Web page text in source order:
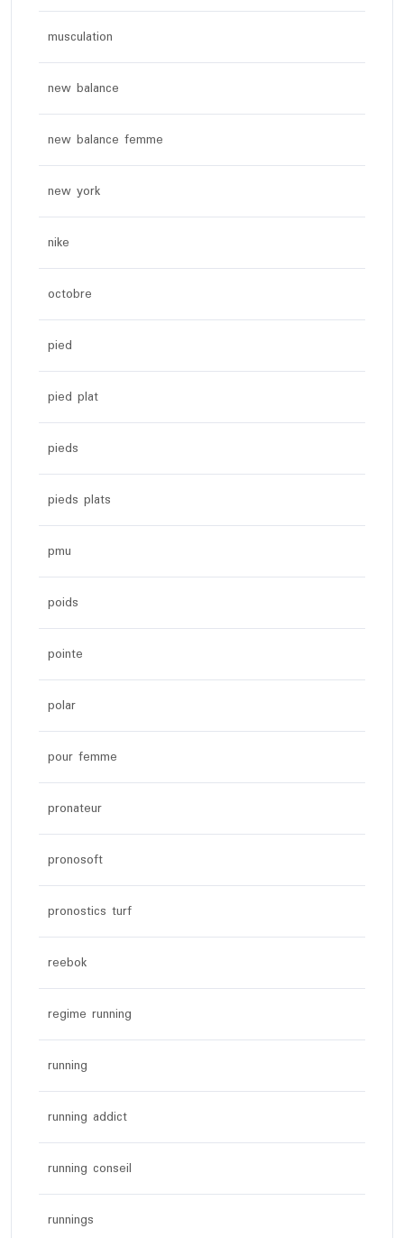
musculation
new balance
new balance femme
new york
nike
octobre
pied
pied plat
pieds
pieds plats
pmu
poids
pointe
polar
pour femme
pronateur
pronosoft
pronostics turf
reebok
regime running
running
running addict
running conseil
runnings